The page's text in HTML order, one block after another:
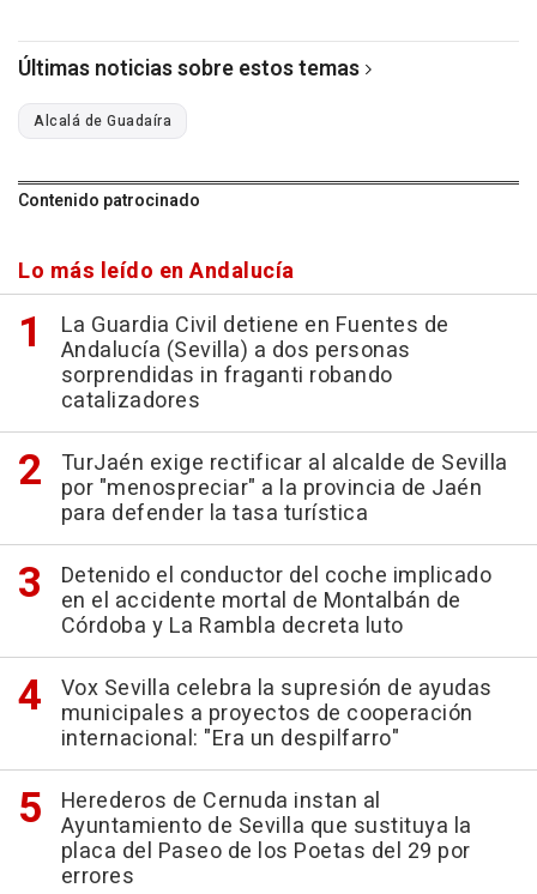
Últimas noticias sobre estos temas
Alcalá de Guadaíra
Contenido patrocinado
Lo más leído en Andalucía
La Guardia Civil detiene en Fuentes de
Andalucía (Sevilla) a dos personas
sorprendidas in fraganti robando
catalizadores
TurJaén exige rectificar al alcalde de Sevilla
por "menospreciar" a la provincia de Jaén
para defender la tasa turística
Detenido el conductor del coche implicado
en el accidente mortal de Montalbán de
Córdoba y La Rambla decreta luto
Vox Sevilla celebra la supresión de ayudas
municipales a proyectos de cooperación
internacional: "Era un despilfarro"
Herederos de Cernuda instan al
Ayuntamiento de Sevilla que sustituya la
placa del Paseo de los Poetas del 29 por
errores